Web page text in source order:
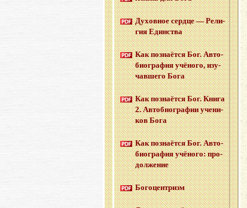
Ду­хов­ное серд­це — Ре­ли­
гия Един­ства
Как по­зна­ёт­ся Бог. Ав­то­
био­гра­фия учё­но­го, изу­
чав­ше­го Бога
Как по­зна­ёт­ся Бог. Книга
2. Ав­то­био­гра­фии уче­ни­
ков Бога
Как по­зна­ёт­ся Бог. Ав­то­
био­гра­фия учё­но­го: про­
дол­же­ние
Бо­го­цен­тризм